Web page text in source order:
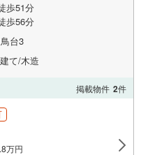
歩51分
歩56分
台3
て/木造
掲載物件 2件
万円